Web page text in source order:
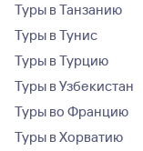
Туры в Танзанию
Туры в Тунис
Туры в Турцию
Туры в Узбекистан
Туры во Францию
Туры в Хорватию